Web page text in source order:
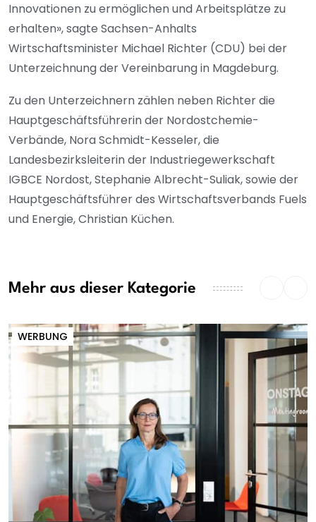
Innovationen zu ermöglichen und Arbeitsplätze zu
erhalten», sagte Sachsen-Anhalts
Wirtschaftsminister Michael Richter (CDU) bei der
Unterzeichnung der Vereinbarung in Magdeburg.
Zu den Unterzeichnern zählen neben Richter die
Hauptgeschäftsführerin der Nordostchemie-
Verbände, Nora Schmidt-Kesseler, die
Landesbezirksleiterin der Industriegewerkschaft
IGBCE Nordost, Stephanie Albrecht-Suliak, sowie der
Hauptgeschäftsführer des Wirtschaftsverbands Fuels
und Energie, Christian Küchen.
Mehr aus dieser Kategorie
WERBUNG